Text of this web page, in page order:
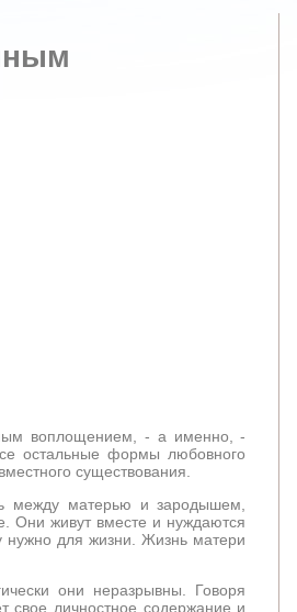
воплощением, - а именно, -
остальные формы любовного
существования.
между матерью и зародышем,
Они живут вместе и нуждаются
нужно для жизни. Жизнь матери
они неразрывны. Говоря
свое личностное содержание и